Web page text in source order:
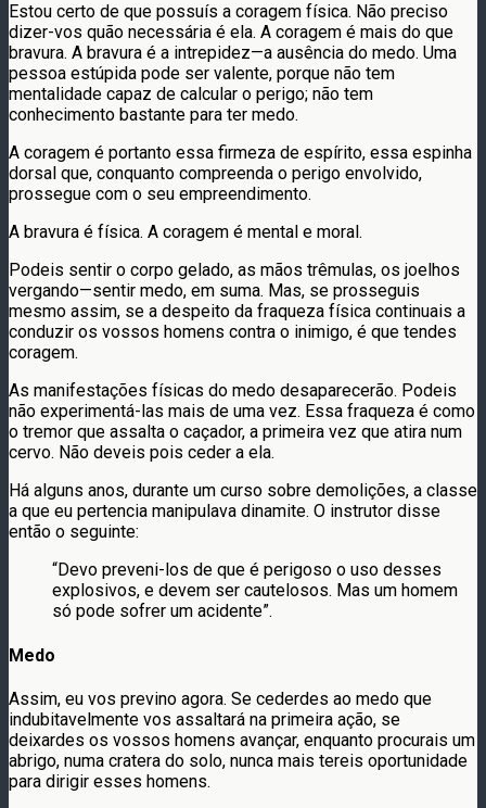
Estou certo de que possuís a coragem física. Não preciso
dizer-vos quão necessária é ela. A coragem é mais do que
bravura. A bravura é a intrepidez—a ausência do medo. Uma
pessoa estúpida pode ser valente, porque não tem
mentalidade capaz de calcular o perigo; não tem
conhecimento bastante para ter medo.
A coragem é portanto essa firmeza de espírito, essa espinha
dorsal que, conquanto compreenda o perigo envolvido,
prossegue com o seu empreendimento.
A bravura é física. A coragem é mental e moral.
Podeis sentir o corpo gelado, as mãos trêmulas, os joelhos
vergando—sentir medo, em suma. Mas, se prosseguis
mesmo assim, se a despeito da fraqueza física continuais a
conduzir os vossos homens contra o inimigo, é que tendes
coragem.
As manifestações físicas do medo desaparecerão. Podeis
não experimentá-las mais de uma vez. Essa fraqueza é como
o tremor que assalta o caçador, a primeira vez que atira num
cervo. Não deveis pois ceder a ela.
Há alguns anos, durante um curso sobre demolições, a classe
a que eu pertencia manipulava dinamite. O instrutor disse
então o seguinte:
“Devo preveni-los de que é perigoso o uso desses
explosivos, e devem ser cautelosos. Mas um homem
só pode sofrer um acidente”.
Medo
Assim, eu vos previno agora. Se cederdes ao medo que
indubitavelmente vos assaltará na primeira ação, se
deixardes os vossos homens avançar, enquanto procurais um
abrigo, numa cratera do solo, nunca mais tereis oportunidade
para dirigir esses homens.